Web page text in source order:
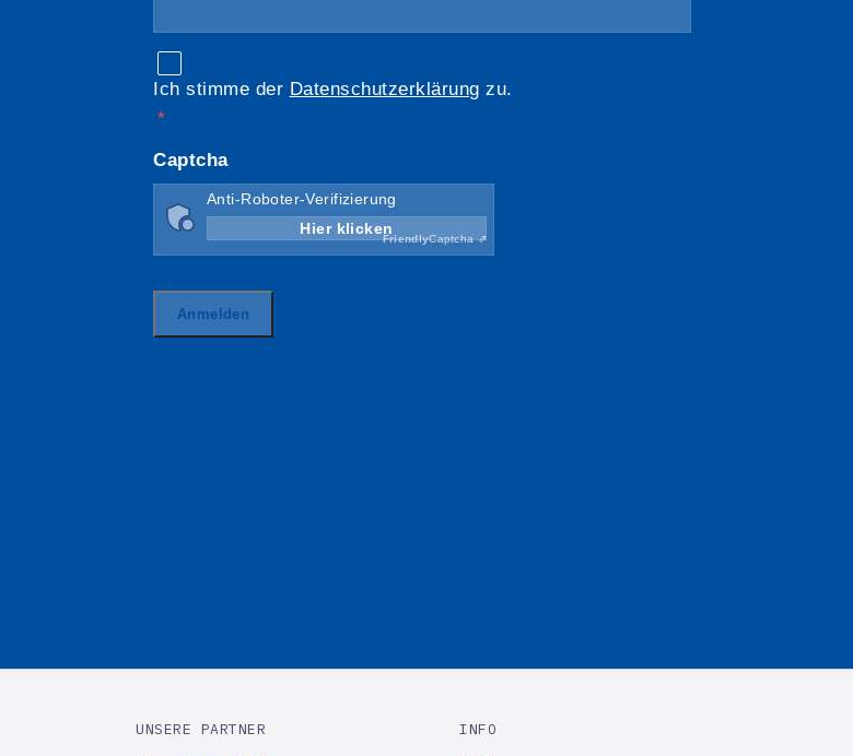
UNSERE PARTNER INFO